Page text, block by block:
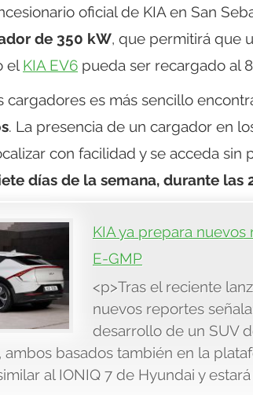
oficial de KIA en San
de 350 kW, que permitirá que
el KIA EV6 pueda ser recargado al
cargadores es más sencillo
. La presencia de un cargador en
con facilidad y se acceda sin
días de la semana, durante las
KIA ya prepara
E-GMP
<p>Tras el reciente
nuevos reportes
desarrollo de un SUV
ambos basados también en la
al IONIQ 7 de Hyundai y